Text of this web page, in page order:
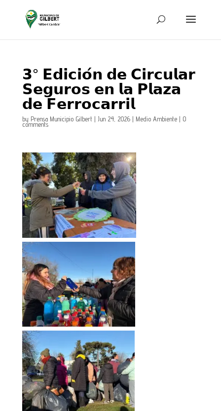
𝟯° 𝗘𝗱𝗶𝗰𝗶𝗼́𝗻 𝗱𝗲 𝗖𝗶𝗿𝗰𝘂𝗹𝗮𝗿
𝗦𝗲𝗴𝘂𝗿𝗼𝘀 𝗲𝗻 𝗹𝗮 𝗣𝗹𝗮𝘇𝗮
𝗱𝗲 𝗙𝗲𝗿𝗿𝗼𝗰𝗮𝗿𝗿𝗶𝗹
by Prensa Municipio Gilbert| Jun 24, 2026| Medio Ambiente| 0
comments